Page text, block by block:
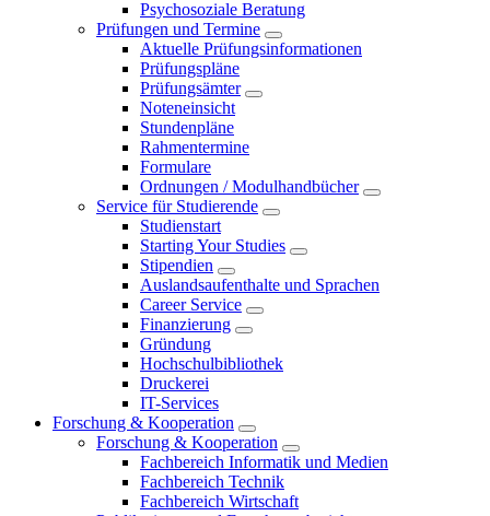
Psychosoziale Beratung
Prüfungen und Termine
Aktuelle Prüfungsinformationen
Prüfungspläne
Prüfungsämter
Noteneinsicht
Stundenpläne
Rahmentermine
Formulare
Ordnungen / Modulhandbücher
Service für Studierende
Studienstart
Starting Your Studies
Stipendien
Auslandsaufenthalte und Sprachen
Career Service
Finanzierung
Gründung
Hochschulbibliothek
Druckerei
IT-Services
Forschung & Kooperation
Forschung & Kooperation
Fachbereich Informatik und Medien
Fachbereich Technik
Fachbereich Wirtschaft